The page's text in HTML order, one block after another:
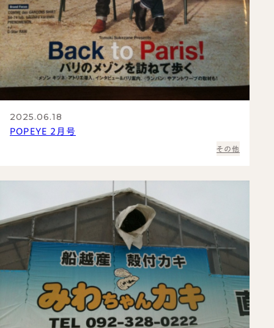
2025.06.18
POPEYE 2月号
その他